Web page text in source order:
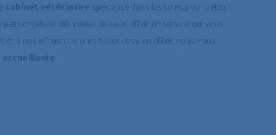
cabinet vétérinaire spécialisé dans les soins pour petits
et désireuse de vous offrir un service qui vous
à nos infrastructures super cosy, en effet, nous vous
.